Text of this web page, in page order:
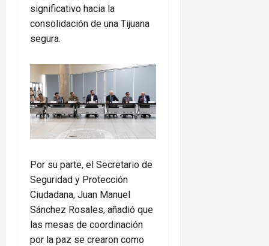
significativo hacia la
consolidación de una Tijuana
segura.
Por su parte, el Secretario de
Seguridad y Protección
Ciudadana, Juan Manuel
Sánchez Rosales, añadió que
las mesas de coordinación
por la paz se crearon como